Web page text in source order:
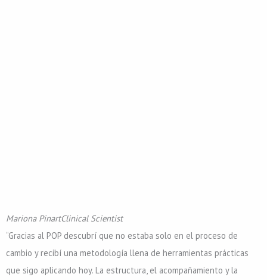
Mariona PinartClinical Scientist
“Gracias al POP descubrí que no estaba solo en el proceso de
cambio y recibí una metodología llena de herramientas prácticas
que sigo aplicando hoy. La estructura, el acompañamiento y la